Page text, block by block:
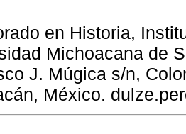
en Historia,
Michoacana de
J. Múgica s/n,
México.